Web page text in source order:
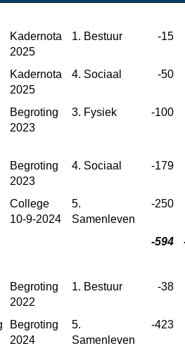
Kadernota
2025
1. Bestuur -15
Kadernota
2025
4. Sociaal -50
Begroting
2023
3. Fysiek -100
Begroting
2023
4. Sociaal -179
College
10-9-2024
5.
Samenleven
-250
-594
Begroting
2022
1. Bestuur -38
Begroting
2024
5.
Samenleven
-423